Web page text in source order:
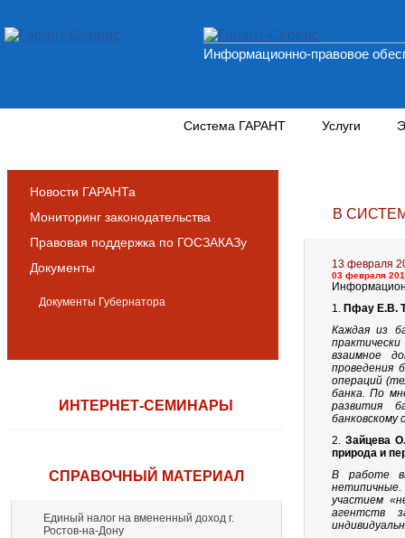
Информационно-правовое
Система ГАРАНТ Услуги
Новости ГАРАНТа
Мониторинг законодательства
Правовая поддержка по ГОСЗАКАЗу
Документы
Документы Губернатора
ИНТЕРНЕТ-СЕМИНАРЫ
СПРАВОЧНЫЙ МАТЕРИАЛ
Единый налог на вмененный доход г.
Ростов-на-Дону
В
13 февраля
03 февраля
1. Пфау Е.В.
Каждая из
взаимное
проведения
операций
банка. По
развития
банковскому
2. Зайцева
природа и
В работе
участием
агентств